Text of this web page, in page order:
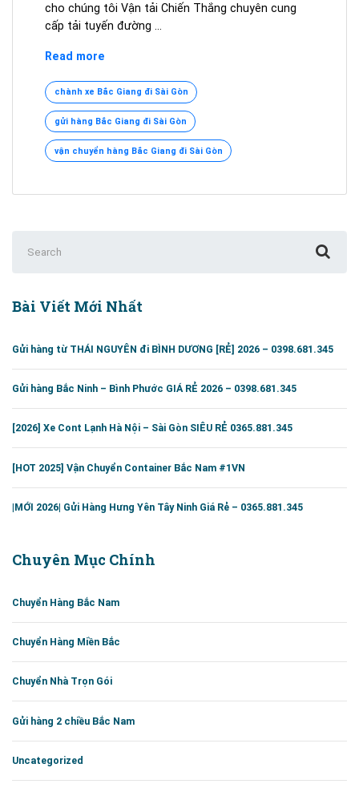
cho chúng tôi Vận tải Chiến Thắng chuyên cung
cấp tải tuyến đường …
Read more
hàng
từ
Bắc
Giang
đi
Gòn
chành xe Bắc Giang đi Sài Gòn
gửi hàng Bắc Giang đi Sài Gòn
vận chuyển hàng Bắc Giang đi Sài Gòn
for:
Bài Viết Mới Nhất
Gửi hàng từ THÁI NGUYÊN đi BÌNH DƯƠNG [RẺ] 2026 – 0398.681.345
Gửi hàng Bắc Ninh – Bình Phước GIÁ RẺ 2026 – 0398.681.345
[2026] Xe Cont Lạnh Hà Nội – Sài Gòn SIÊU RẺ 0365.881.345
[HOT 2025] Vận Chuyển Container Bắc Nam #1VN
|MỚI 2026| Gửi Hàng Hưng Yên Tây Ninh Giá Rẻ – 0365.881.345
Chuyên Mục Chính
Chuyển Hàng Bắc Nam
Chuyển Hàng Miền Bắc
Chuyển Nhà Trọn Gói
Gửi hàng 2 chiều Bắc Nam
Uncategorized